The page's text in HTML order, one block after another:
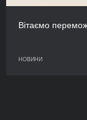
Вітаємо
НОВИНИ